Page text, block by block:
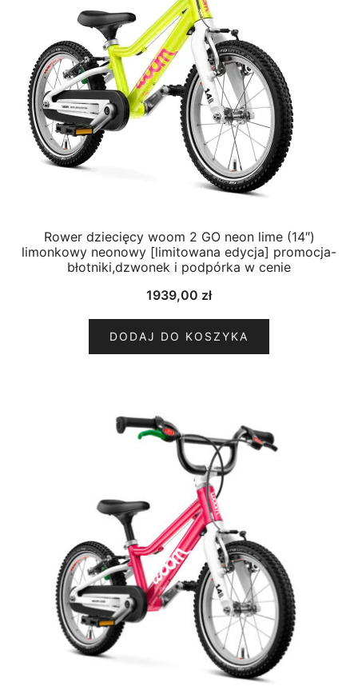
Rower dziecięcy woom 2 GO neon lime (14″)
limonkowy neonowy [limitowana edycja] promocja-
błotniki,dzwonek i podpórka w cenie
1939,00 zł
DODAJ DO KOSZYKA